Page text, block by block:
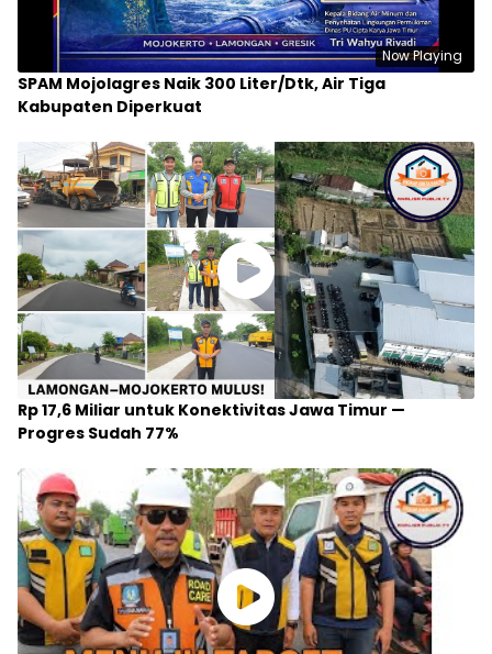
Now Playing
SPAM Mojolagres Naik 300 Liter/Dtk, Air Tiga
Kabupaten Diperkuat
Rp 17,6 Miliar untuk Konektivitas Jawa Timur —
Progres Sudah 77%